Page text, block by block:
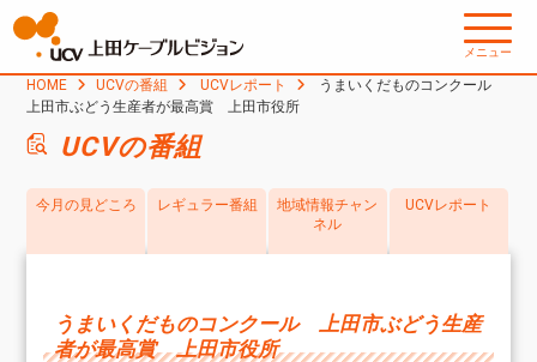
メニュー
HOME UCVの番組 UCVレポート
うまいくだものコンクール
上田市ぶどう生産者が最高賞 上田市役所
UCVの番組
今月の見どころ レギュラー番組
地域情報チャン
ネル
UCVレポート
うまいくだものコンクール 上田市ぶどう生産
者が最高賞 上田市役所